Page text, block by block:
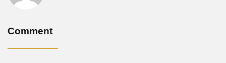
Comment